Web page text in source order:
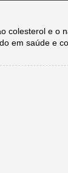
colesterol e o
em saúde e